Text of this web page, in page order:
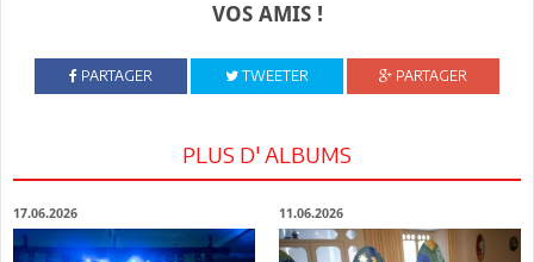
VOS AMIS !
PARTAGER TWEETER PARTAGER
PLUS D' ALBUMS
17.06.2026 11.06.2026